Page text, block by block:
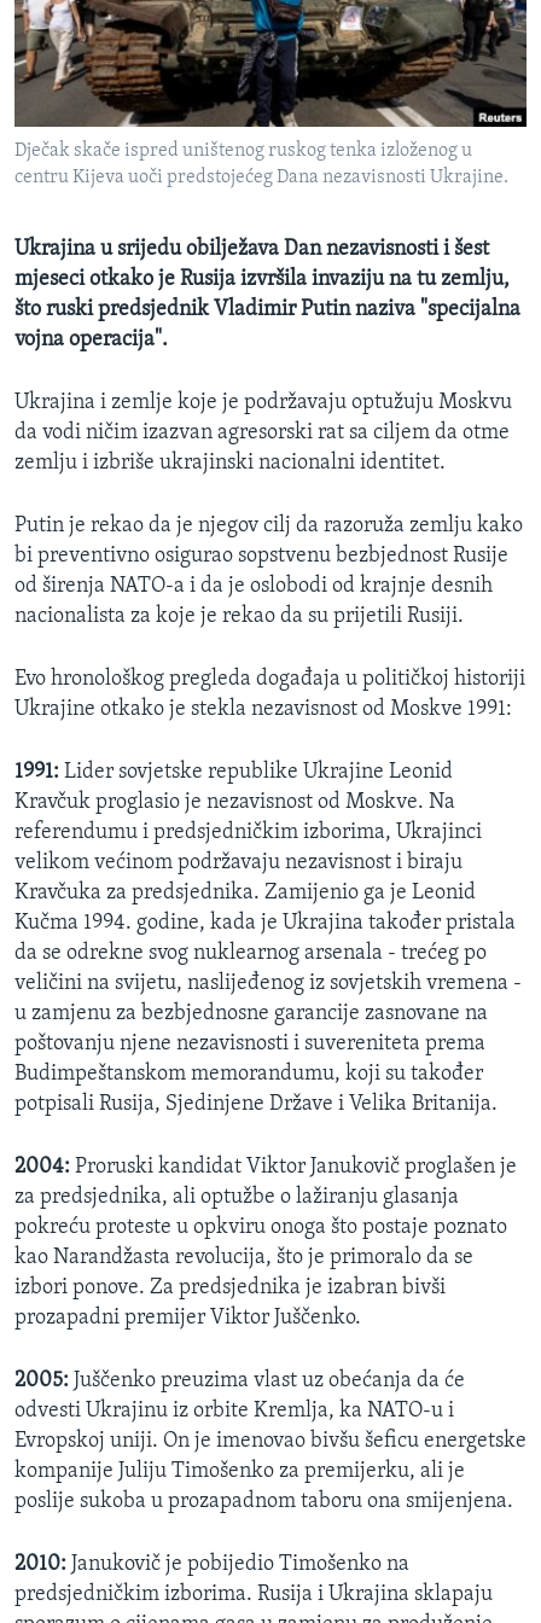
MAGAZIN
O GLASU AMERIKE
Learning English
PRATITE NAS
Jezici
Dječak skače ispred uništenog ruskog tenka izloženog u
centru Kijeva uoči predstojećeg Dana nezavisnosti Ukrajine.
Ukrajina u srijedu obilježava Dan nezavisnosti i šest
mjeseci otkako je Rusija izvršila invaziju na tu zemlju,
što ruski predsjednik Vladimir Putin naziva "specijalna
vojna operacija".
Ukrajina i zemlje koje je podržavaju optužuju Moskvu
da vodi ničim izazvan agresorski rat sa ciljem da otme
zemlju i izbriše ukrajinski nacionalni identitet.
Putin je rekao da je njegov cilj da razoruža zemlju kako
bi preventivno osigurao sopstvenu bezbjednost Rusije
od širenja NATO-a i da je oslobodi od krajnje desnih
nacionalista za koje je rekao da su prijetili Rusiji.
Evo hronološkog pregleda događaja u političkoj historiji
Ukrajine otkako je stekla nezavisnost od Moskve 1991:
1991: Lider sovjetske republike Ukrajine Leonid
Kravčuk proglasio je nezavisnost od Moskve. Na
referendumu i predsjedničkim izborima, Ukrajinci
velikom većinom podržavaju nezavisnost i biraju
Kravčuka za predsjednika. Zamijenio ga je Leonid
Kučma 1994. godine, kada je Ukrajina također pristala
da se odrekne svog nuklearnog arsenala - trećeg po
veličini na svijetu, naslijeđenog iz sovjetskih vremena -
u zamjenu za bezbjednosne garancije zasnovane na
poštovanju njene nezavisnosti i suvereniteta prema
Budimpeštanskom memorandumu, koji su također
potpisali Rusija, Sjedinjene Države i Velika Britanija.
2004: Proruski kandidat Viktor Janukovič proglašen je
za predsjednika, ali optužbe o lažiranju glasanja
pokreću proteste u opkviru onoga što postaje poznato
kao Narandžasta revolucija, što je primoralo da se
izbori ponove. Za predsjednika je izabran bivši
prozapadni premijer Viktor Juščenko.
2005: Juščenko preuzima vlast uz obećanja da će
odvesti Ukrajinu iz orbite Kremlja, ka NATO-u i
Evropskoj uniji. On je imenovao bivšu šeficu energetske
kompanije Juliju Timošenko za premijerku, ali je
poslije sukoba u prozapadnom taboru ona smijenjena.
2010: Janukovič je pobijedio Timošenko na
predsjedničkim izborima. Rusija i Ukrajina sklapaju